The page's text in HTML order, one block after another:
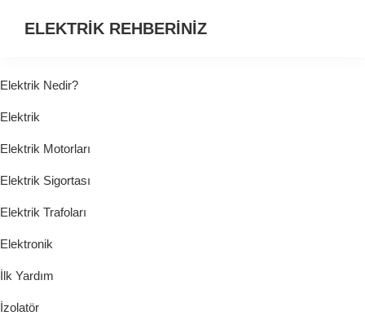
ELEKTRİK REHBERİNİZ
HER
ŞEY...
Elektrik Nedir?
Elektrik
Elektrik Motorları
Elektrik Sigortası
Elektrik Trafoları
Elektronik
İlk Yardım
İzolatör